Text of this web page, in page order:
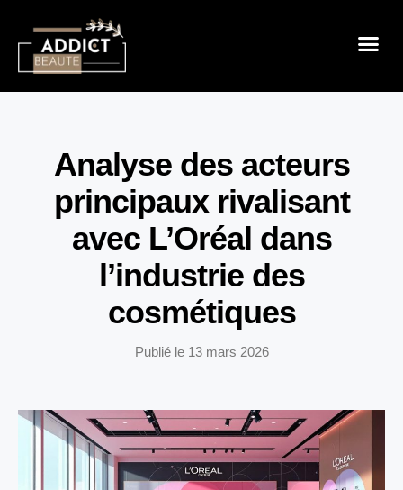
Analyse des acteurs
principaux rivalisant
avec L’Oréal dans
l’industrie des
cosmétiques
Publié le 13 mars 2026